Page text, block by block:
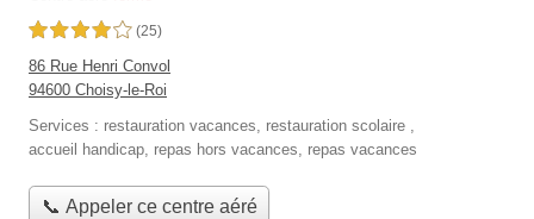
4,0 étoiles sur 5 (25)
86 Rue Henri Convol
94600 Choisy-le-Roi
Services : restauration vacances, restauration scolaire ,
accueil handicap, repas hors vacances, repas vacances
📞 Appeler ce centre aéré